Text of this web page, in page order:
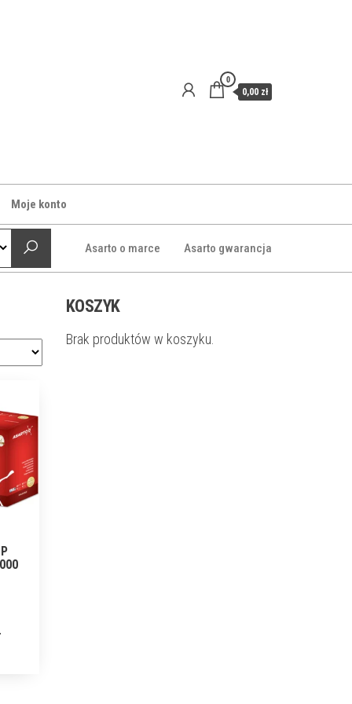
0
0,00 zł
Moje konto
Asarto o marce Asarto gwarancja
KOSZYK
Brak produktów w koszyku.